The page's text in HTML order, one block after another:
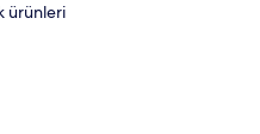
ürünleri